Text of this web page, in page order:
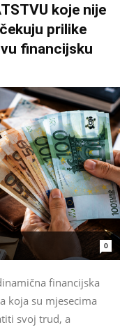
koje nije
prilike
financijsku
0
financijska
koja su mjesecima
svoj trud, a